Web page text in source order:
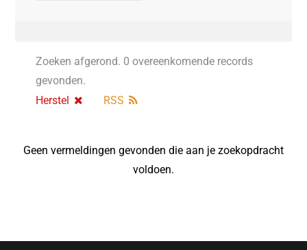
Zoeken afgerond. 0 overeenkomende records
gevonden.
Herstel
RSS
Geen vermeldingen gevonden die aan je zoekopdracht
voldoen.